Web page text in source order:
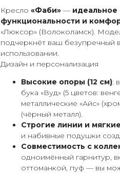
Кресло «Фаби» — идеальное
функциональности и
«Люксор» (Волоколамск).
подчеркнёт ваш безупречный
использовании.
Дизайн и персонализация
Высокие опоры (12 см):
бука «Вуд» (5 цветов:
металлические «Айс»
(чёрный металл).
Строгие линии и
и набивные подушки
Совместимость с
одноимённый гарнитур,
оттоманкой, пуф — вы